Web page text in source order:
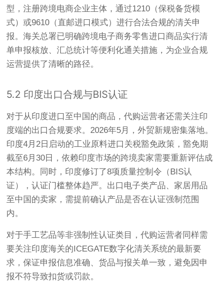
型，注册跨境电商企业主体，通过1210（保税备货模
式）或9610（直邮进口模式）进行合法合规的清关申
报。海关总署已明确跨境电子商务零售进口商品实行清
单申报核放、汇总统计等便利化通关措施，为企业合规
运营提供了清晰的路径。
5.2 印度出口合规与BIS认证
对于从印度进口至中国的商品，代购运营者还需关注印
度端的出口合规要求。2026年5月，外贸新规密集落地。
印度4月2日启动的工业原料进口关税豁免政策，豁免期
截至6月30日，依赖印度市场的跨境卖家需要重新评估成
本结构。同时，印度修订了8项质量控制令（BIS认
证），认证门槛整体趋严。出口电子类产品、家居用品
至中国的卖家，需提前确认产品是否在认证强制范围
内。
对于手工艺品等非强制性认证类目，代购运营者同样需
要关注印度海关的ICEGATE数字化清关系统的最新要
求，保证申报信息准确、货品与报关单一致，避免因申
报不符导致扣货或罚款。